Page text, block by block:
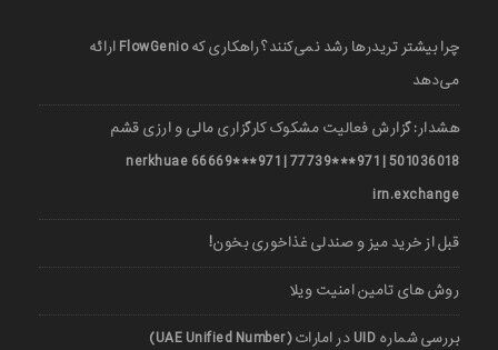
چرا بیشتر تریدرها رشد نمی‌کنند؟ راهکاری که FlowGenio ارائه
می‌دهد
هشدار: گزارش فعالیت مشکوک کارگزاری مالی و ارزی قشم
501036018 | 971***77739 | 971***66669 nerkhuae
irn.exchange
قبل از خرید میز و صندلی غذاخوری بخون!
روش های تامین امنیت ویلا
بررسی شماره UID در امارات (UAE Unified Number)